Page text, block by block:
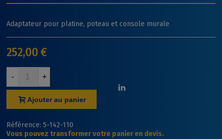
Adaptateur pour platine, poteau et console murale
252,00 €
- +
Ajouter au panier
Référence: 5-142-110
Vous pouvez transformer votre panier en devis.